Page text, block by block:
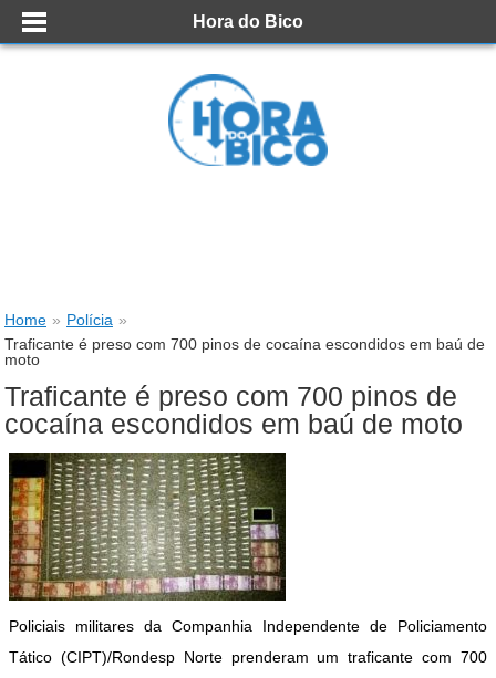
Hora do Bico
Home » Polícia »
Traficante é preso com 700 pinos de cocaína escondidos em baú de
moto
Traficante é preso com 700 pinos de
cocaína escondidos em baú de moto
Policiais militares da Companhia Independente de Policiamento
Tático (CIPT)/Rondesp Norte prenderam um traficante com 700